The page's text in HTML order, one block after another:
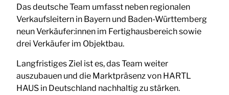
Das deutsche Team umfasst neben regionalen
Verkaufsleitern in Bayern und Baden-Württemberg
neun Verkäufer:innen im Fertighausbereich sowie
drei Verkäufer im Objektbau.
Langfristiges Ziel ist es, das Team weiter
auszubauen und die Marktpräsenz von HARTL
HAUS in Deutschland nachhaltig zu stärken.